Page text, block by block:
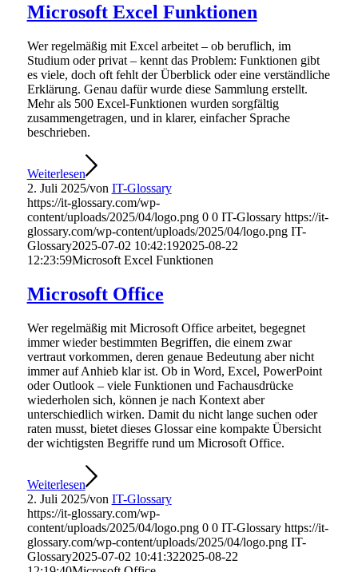
Microsoft Excel Funktionen
Wer regelmäßig mit Excel arbeitet – ob beruflich, im
Studium oder privat – kennt das Problem: Funktionen gibt
es viele, doch oft fehlt der Überblick oder eine verständliche
Erklärung. Genau dafür wurde diese Sammlung erstellt.
Mehr als 500 Excel-Funktionen wurden sorgfältig
zusammengetragen, und in klarer, einfacher Sprache
beschrieben.
Weiterlesen
2. Juli 2025/von IT-Glossary
https://it-glossary.com/wp-
content/uploads/2025/04/logo.png 0 0 IT-Glossary https://it-
glossary.com/wp-content/uploads/2025/04/logo.png IT-
Glossary2025-07-02 10:42:192025-08-22
12:23:59Microsoft Excel Funktionen
Microsoft Office
Wer regelmäßig mit Microsoft Office arbeitet, begegnet
immer wieder bestimmten Begriffen, die einem zwar
vertraut vorkommen, deren genaue Bedeutung aber nicht
immer auf Anhieb klar ist. Ob in Word, Excel, PowerPoint
oder Outlook – viele Funktionen und Fachausdrücke
wiederholen sich, können je nach Kontext aber
unterschiedlich wirken. Damit du nicht lange suchen oder
raten musst, bietet dieses Glossar eine kompakte Übersicht
der wichtigsten Begriffe rund um Microsoft Office.
Weiterlesen
2. Juli 2025/von IT-Glossary
https://it-glossary.com/wp-
content/uploads/2025/04/logo.png 0 0 IT-Glossary https://it-
glossary.com/wp-content/uploads/2025/04/logo.png IT-
Glossary2025-07-02 10:41:322025-08-22